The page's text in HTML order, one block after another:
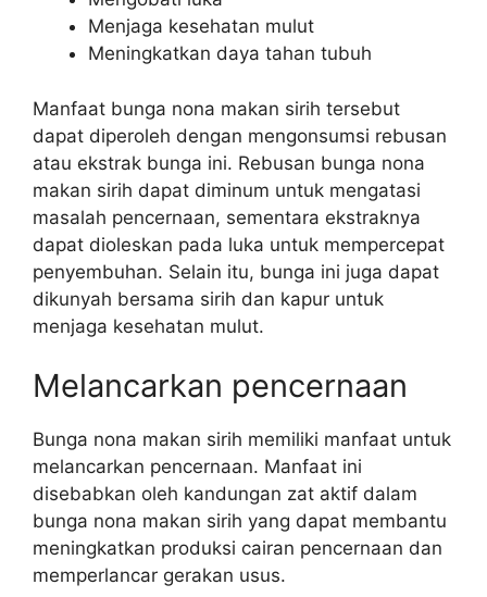
Menjaga kesehatan mulut
Meningkatkan daya tahan tubuh
Manfaat bunga nona makan sirih tersebut
dapat diperoleh dengan mengonsumsi rebusan
atau ekstrak bunga ini. Rebusan bunga nona
makan sirih dapat diminum untuk mengatasi
masalah pencernaan, sementara ekstraknya
dapat dioleskan pada luka untuk mempercepat
penyembuhan. Selain itu, bunga ini juga dapat
dikunyah bersama sirih dan kapur untuk
menjaga kesehatan mulut.
Melancarkan pencernaan
Bunga nona makan sirih memiliki manfaat untuk
melancarkan pencernaan. Manfaat ini
disebabkan oleh kandungan zat aktif dalam
bunga nona makan sirih yang dapat membantu
meningkatkan produksi cairan pencernaan dan
memperlancar gerakan usus.